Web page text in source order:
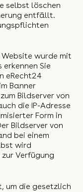
selbst löschen
entfällt.
wurde mit
Sie
eRecht24
Banner
Bildserver von
die IP-Adresse
Form in
Bildserver von
bei einem
wird
Verfügung
um die gesetzlich